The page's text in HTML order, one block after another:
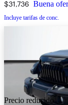
$31,736 Buena
Incluye tarifas de conc.
Precio reducido